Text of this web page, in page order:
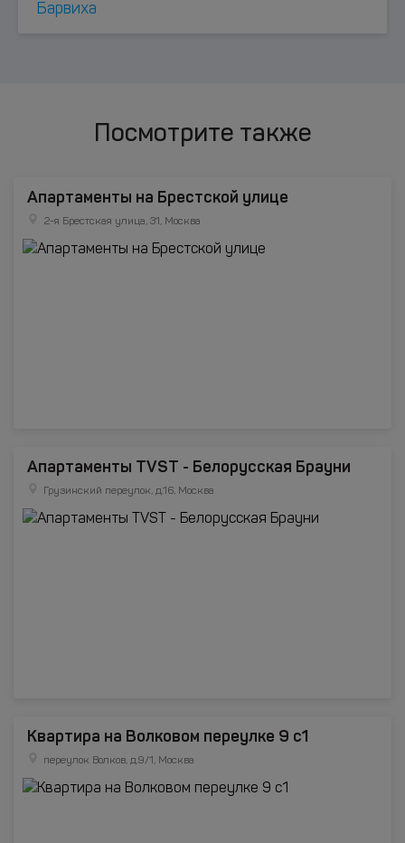
Барвиха
Посмотрите также
Апартаменты на Брестской улице
2-я Брестская улица, 31, Москва
Апартаменты TVST - Белорусская Брауни
Грузинский переулок, д.16, Москва
Квартира на Волковом переулке 9 с1
переулок Волков, д.9/1, Москва